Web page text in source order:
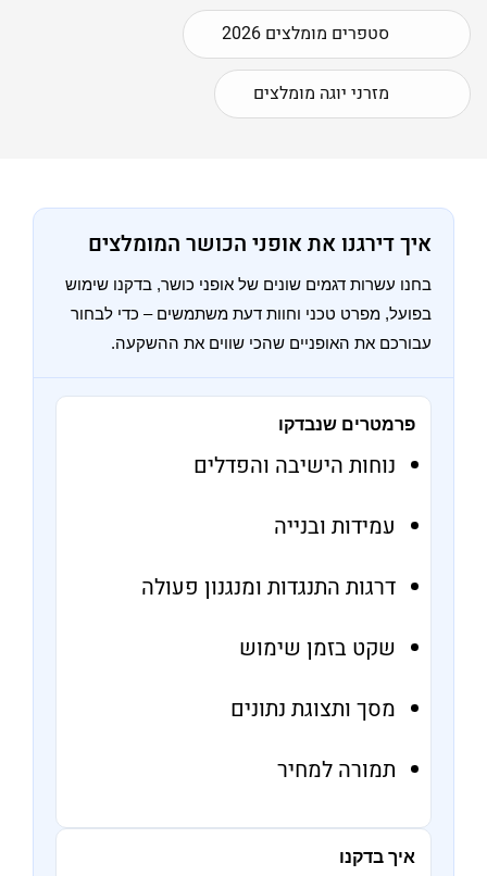
סטפרים מומלצים 2026
מזרני יוגה מומלצים
איך דירגנו את אופני הכושר המומלצים
בחנו עשרות דגמים שונים של אופני כושר, בדקנו שימוש
בפועל, מפרט טכני וחוות דעת משתמשים – כדי לבחור
עבורכם את האופניים שהכי שווים את ההשקעה.
פרמטרים שנבדקו
נוחות הישיבה והפדלים
עמידות ובנייה
דרגות התנגדות ומנגנון פעולה
שקט בזמן שימוש
מסך ותצוגת נתונים
תמורה למחיר
איך בדקנו